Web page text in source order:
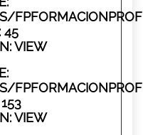
45
VIEW
VIEW